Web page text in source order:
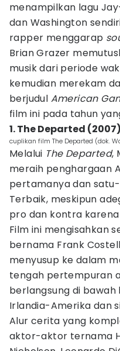
menampilkan lagu
dan Washington
rapper menggarap
Brian Grazer
musik dari periode
kemudian merekam
berjudul American
film ini pada tahun
1. The Departed (2007)
cuplikan film The Departed (dok.
Melalui The Departed,
meraih penghargaan
pertamanya dan
Terbaik, meskipun
pro dan kontra
Film ini mengisahkan
bernama Frank
menyusup ke dalam
tengah pertempuran
berlangsung di
Irlandia-Amerika dan
Alur cerita yang
aktor-aktor ternama